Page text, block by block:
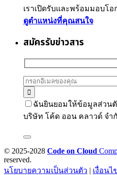
เราเปิดรับและพร้อมมอบโ
ดูตำแหน่งที่คุณสนใจ
สมัครรับข่าวสาร
ฉันยินยอมให้ข้อมูลส่วน
บริษัท โค้ด ออน คลาวด์ จำ
© 2025-2028 Code on Cloud
reserved.
นโยบายความเป็นส่วนตัว | เงื่อนไ